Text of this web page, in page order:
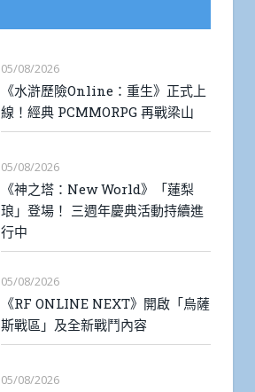
05/08/2026
《水滸歷險Online：重生》正式上
線！經典 PCMMORPG 再戰梁山
05/08/2026
《神之塔：New World》「蓮梨
琅」登場！ 三週年慶典活動持續進
行中
05/08/2026
《RF ONLINE NEXT》開啟「烏薩
斯戰區」及全新戰鬥內容
05/08/2026